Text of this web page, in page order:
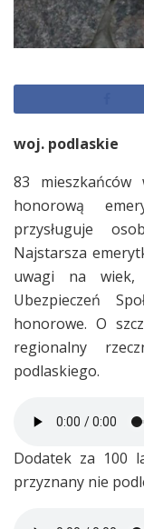
woj. podlaskie
83 mieszkańców
honorową
przysługuje
Najstarsza
uwagi na wiek,
Ubezpieczeń
honorowe. O
regionalny
podlaskiego.
Dodatek za 100
przyznany nie